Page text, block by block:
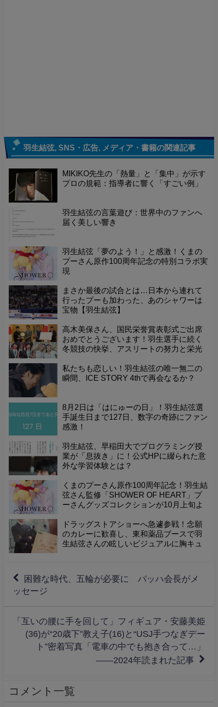
羽生結弦 SNS・広告 メディア・書籍の関連記事
MIKIKO先生の「熱量」と「集中」が示す
プロの規範：指導者に響く「すごい例」
羽生結弦の言葉遊び：世界中のファンへ
届く美しい響き
羽生結弦「夢のよう！」と感激！くまの
プーさん原作100周年記念の特別コラボ実
現
まさか最後の試合とは…日本から連れて
行ったプーも加わった、あのシャワーは
宝物【羽生結弦】
高木美保さん、国民栄誉賞表彰式ご出席
おめでとうございます！羽生選手に続く
冬競技の快挙、アスリートの努力と栄光
私たちも恋しい！羽生結弦の唯一無二の
瞬間、ICE STORY 4thで再会なるか？
8月2日は「はにゅーの日」！羽生結弦選
手誕生日まで127日、数字の奇跡にファン
感激！
羽生結弦、早稲田大でプログラミング授
業が「息抜き」に！公式HPに綴られた意
外な学習体験とは？
くまのプーさん原作100周年記念！羽生結
弦さん監修「SHOWER OF HEART」プ
ーさんグッズコレクションが10月上旬よ
表に期待！
ドラッグストアショーへ急遽参戦！念願
のカレーに歓喜し、東和薬品ブースで羽
生結弦さんの眩しいビジュアルに胸キュ
困難な時代、五輪が必要に バッハ会長がメ
ッセージ
「互いの腰に手を回して」フィギュア・安藤美姫
(36)が“20歳下”教え子(16)と“USJ手つなぎデー
ト”密着写真「電車の中でも抱き合って…」
――2024年読まれた記事
コメント一覧